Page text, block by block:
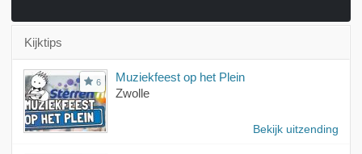
Kijktips
6
Muziekfeest op het Plein
Zwolle
Bekijk uitzending